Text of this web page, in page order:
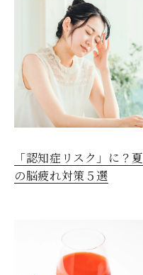
「認知症リスク」に？夏
の脳疲れ対策５選